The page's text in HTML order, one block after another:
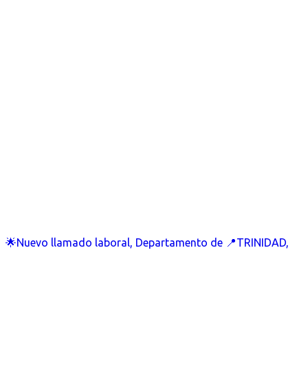
🌟Nuevo llamado laboral, Departamento de 📍TRINIDAD,